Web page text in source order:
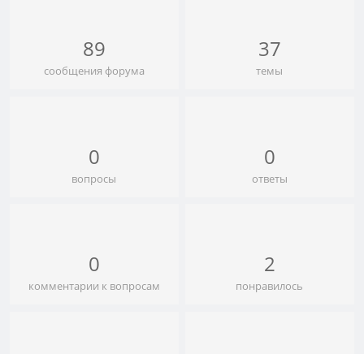
89
сообщения форума
37
темы
0
вопросы
0
ответы
0
комментарии к вопросам
2
понравилось